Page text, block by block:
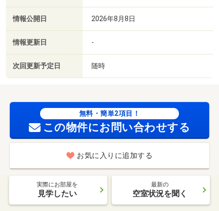
情報公開日 2026年8月8日
情報更新日 -
次回更新予定日 随時
無料・簡単2項目！
この物件にお問い合わせする
お気に入りに追加する
実際にお部屋を
見学したい
最新の
空室状況を聞く